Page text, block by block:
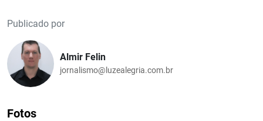
Publicado por
Almir Felin
jornalismo@luzealegria.com.br
Fotos